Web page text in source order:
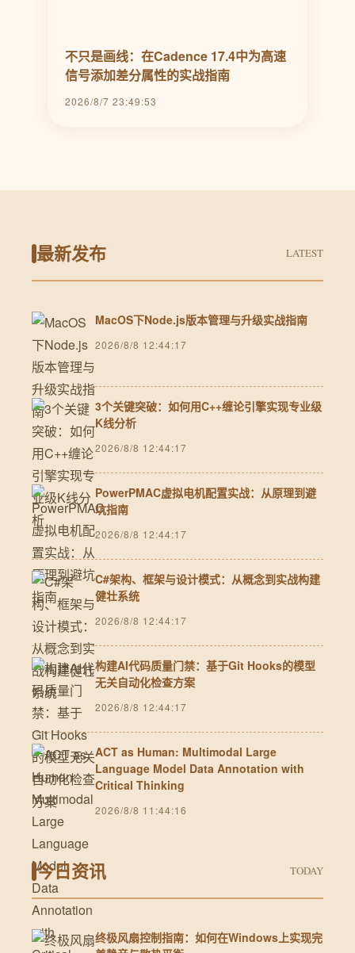
不只是画线：在Cadence 17.4中为高速
信号添加差分属性的实战指南
2026/8/7 23:49:53
最新发布 LATEST
MacOS下Node.js版本管理与升级实战指南
2026/8/8 12:44:17
3个关键突破：如何用C++缠论引擎实现专业级
K线分析
2026/8/8 12:44:17
PowerPMAC虚拟电机配置实战：从原理到避
坑指南
2026/8/8 12:44:17
C#架构、框架与设计模式：从概念到实战构建
健壮系统
2026/8/8 12:44:17
构建AI代码质量门禁：基于Git Hooks的模型
无关自动化检查方案
2026/8/8 12:44:17
ACT as Human: Multimodal Large
Language Model Data Annotation with
Critical Thinking
2026/8/8 11:44:16
今日资讯 TODAY
终极风扇控制指南：如何在Windows上实现完